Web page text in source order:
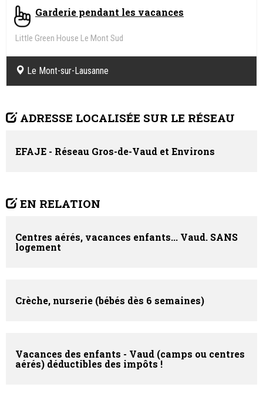
Garderie pendant les vacances
Little Green House Le Mont Sud
Le Mont-sur-Lausanne
ADRESSE LOCALISÉE SUR LE RÉSEAU
EFAJE - Réseau Gros-de-Vaud et Environs
EN RELATION
Centres aérés, vacances enfants... Vaud. SANS
logement
Crèche, nurserie (bébés dès 6 semaines)
Vacances des enfants - Vaud (camps ou centres
aérés) déductibles des impôts !